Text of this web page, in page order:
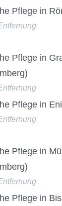
Pflege in
Pflege in
Pflege in
Pflege in
Pflege in